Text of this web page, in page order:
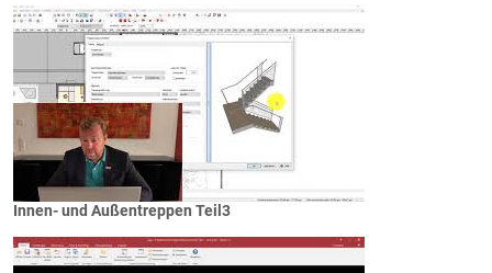
Innen- und Außentreppen Teil3